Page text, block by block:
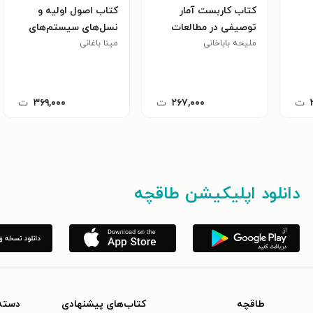
ت
کتاب کاربست آمار
توصیفی در مطالعات
شهری
ملیحه باباخانی
۲۶۷,۰۰۰ ت
کتاب اصول اولیه و
نسل‌های سیستم‌های
مخابرات سیار
مینا باغانی
۳۶۹,۰۰۰ ت
دانلود اپلیکیشن طاقچه
طاقچه کتاب‌های پیشنهادی